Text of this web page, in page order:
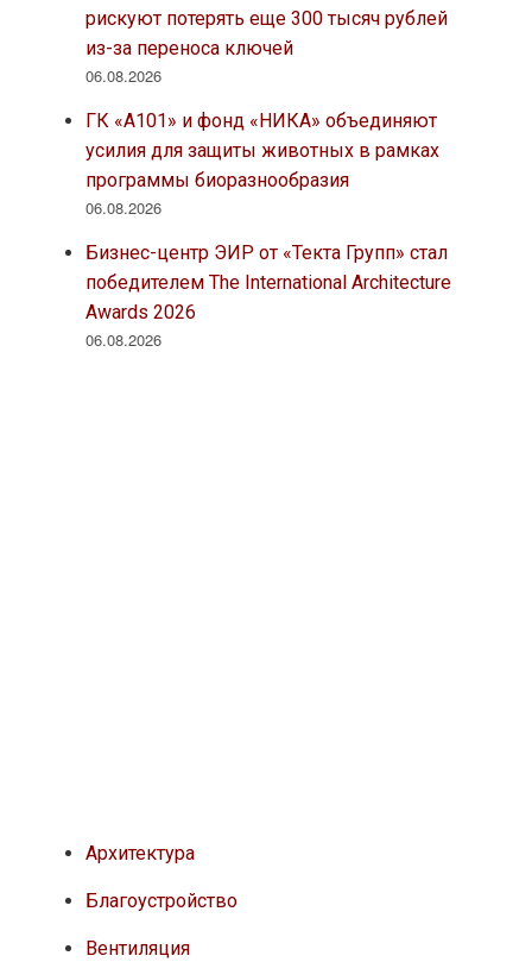
рискуют потерять еще 300 тысяч рублей
из-за переноса ключей
06.08.2026
ГК «А101» и фонд «НИКА» объединяют
усилия для защиты животных в рамках
программы биоразнообразия
06.08.2026
Бизнес-центр ЭИР от «Текта Групп» стал
победителем The International Architecture
Awards 2026
06.08.2026
Архитектура
Благоустройство
Вентиляция